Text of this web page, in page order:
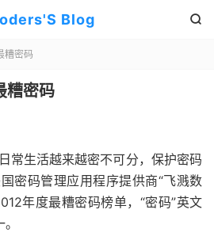
Blog 
糟密码
糟密码
常生活越来越密不可分，保护密码
密码管理应用程序提供商“飞溅数
年度最糟密码榜单，“密码”英文